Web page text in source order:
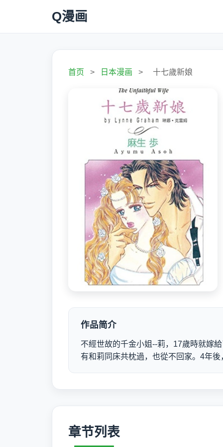
Q漫画
首页 > 日本漫画 > 十七歲新娘
作品简介
不經世故的千金小姐--莉，17歲時就嫁
有和莉同床共枕過，也從不回家。4年
章节列表